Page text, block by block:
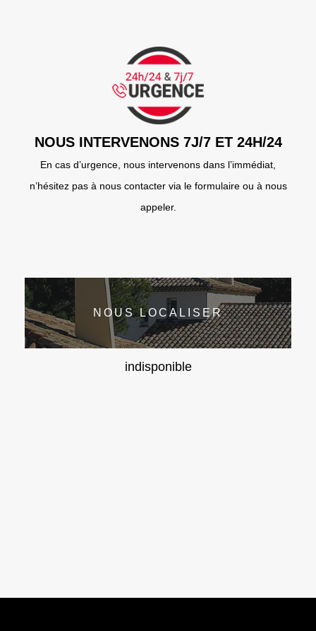
NOUS INTERVENONS 7J/7 ET 24H/24
En cas d’urgence, nous intervenons dans l’immédiat,
n’hésitez pas à nous contacter via le formulaire ou à nous
appeler.
NOUS LOCALISER
indisponible